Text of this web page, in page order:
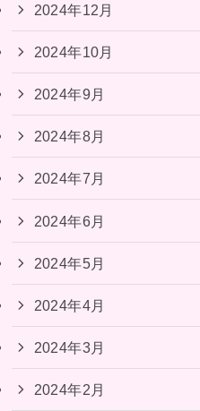
2024年12月
2024年10月
2024年9月
2024年8月
2024年7月
2024年6月
2024年5月
2024年4月
2024年3月
2024年2月